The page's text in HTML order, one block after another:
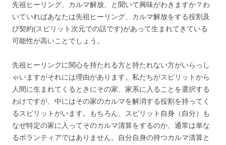
先祖ヒーリング、カルマ解放、と聞いて興味がわきますか？わ
いていればあなたは先祖ヒーリング、カルマ解放をする役割及
び契約(スピリット次元での話です)があって生まれてきている
可能性が高いことでしょう。
先祖ヒーリングに関心を持たれる方と持たれない方がいらっし
ゃいますがそれには理由があります。私たちがスピリットから
人間に生まれてくるときにその家、家系に入ることを選択する
わけですが、中にはその家のカルマを解消する役割を持ってく
るスピリットがいます。もちろん、スピリット自身（自分）も
なぜ特定の家に入ってそのカルマ清算をするのか、通常は単な
るボランティアではありません。自分自身の持つカルマ清算と